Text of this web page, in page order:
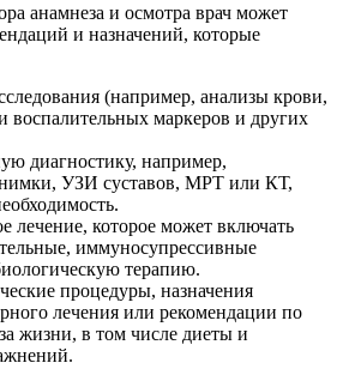
анамнеза и осмотра врач может
и назначений, которые
(например, анализы крови,
воспалительных маркеров и других
диагностику, например,
УЗИ суставов, МРТ или КТ,
лечение, которое может включать
иммуносупрессивные
терапию.
процедуры, назначения
лечения или рекомендации по
жизни, в том числе диеты и